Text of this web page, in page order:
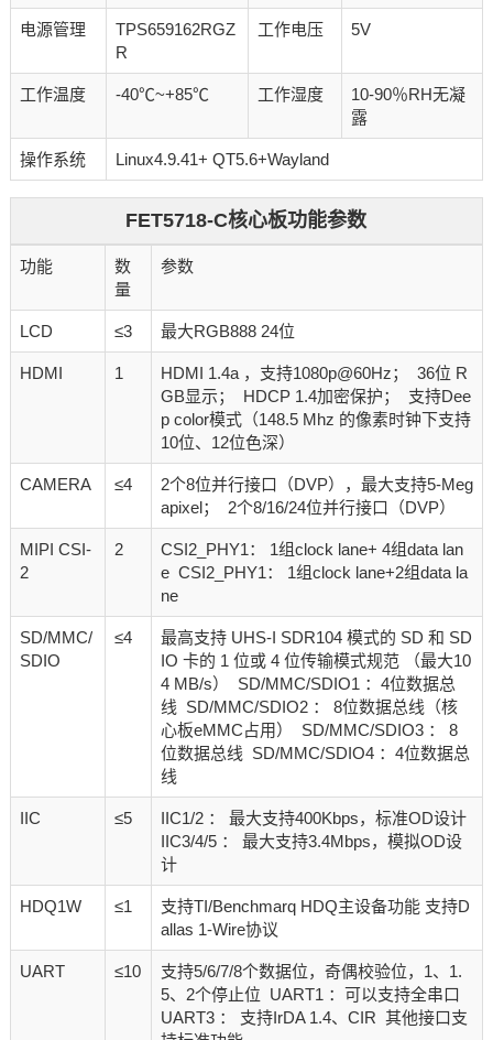
电源管理
TPS659162RGZ
R
工作电压 5V
工作温度 -40℃~+85℃ 工作湿度
10-90％RH无凝
露
操作系统 Linux4.9.41+ QT5.6+Wayland
FET5718-C核心板功能参数
功能
数
量
参数
LCD ≤3 最大RGB888 24位
HDMI 1
HDMI 1.4a ，支持1080p@60Hz； 36位 R
GB显示； HDCP 1.4加密保护； 支持Dee
p color模式（148.5 Mhz 的像素时钟下支持
10位、12位色深）
CAMERA ≤4
2个8位并行接口（DVP），最大支持5-Meg
apixel； 2个8/16/24位并行接口（DVP）
MIPI CSI-
2
2
CSI2_PHY1： 1组clock lane+ 4组data lan
e CSI2_PHY1： 1组clock lane+2组data la
ne
SD/MMC/
SDIO
≤4
最高支持 UHS-I SDR104 模式的 SD 和 SD
IO 卡的 1 位或 4 位传输模式规范 （最大10
4 MB/s） SD/MMC/SDIO1 ：4位数据总
线 SD/MMC/SDIO2 ： 8位数据总线（核
心板eMMC占用） SD/MMC/SDIO3 ： 8
位数据总线 SD/MMC/SDIO4 ：4位数据总
线
IIC ≤5
IIC1/2 ： 最大支持400Kbps，标准OD设计
IIC3/4/5 ： 最大支持3.4Mbps，模拟OD设
计
HDQ1W ≤1
支持TI/Benchmarq HDQ主设备功能 支持D
allas 1-Wire协议
UART ≤10
支持5/6/7/8个数据位，奇偶校验位，1、1.
5、2个停止位 UART1 ：可以支持全串口
UART3 ： 支持IrDA 1.4、CIR 其他接口支